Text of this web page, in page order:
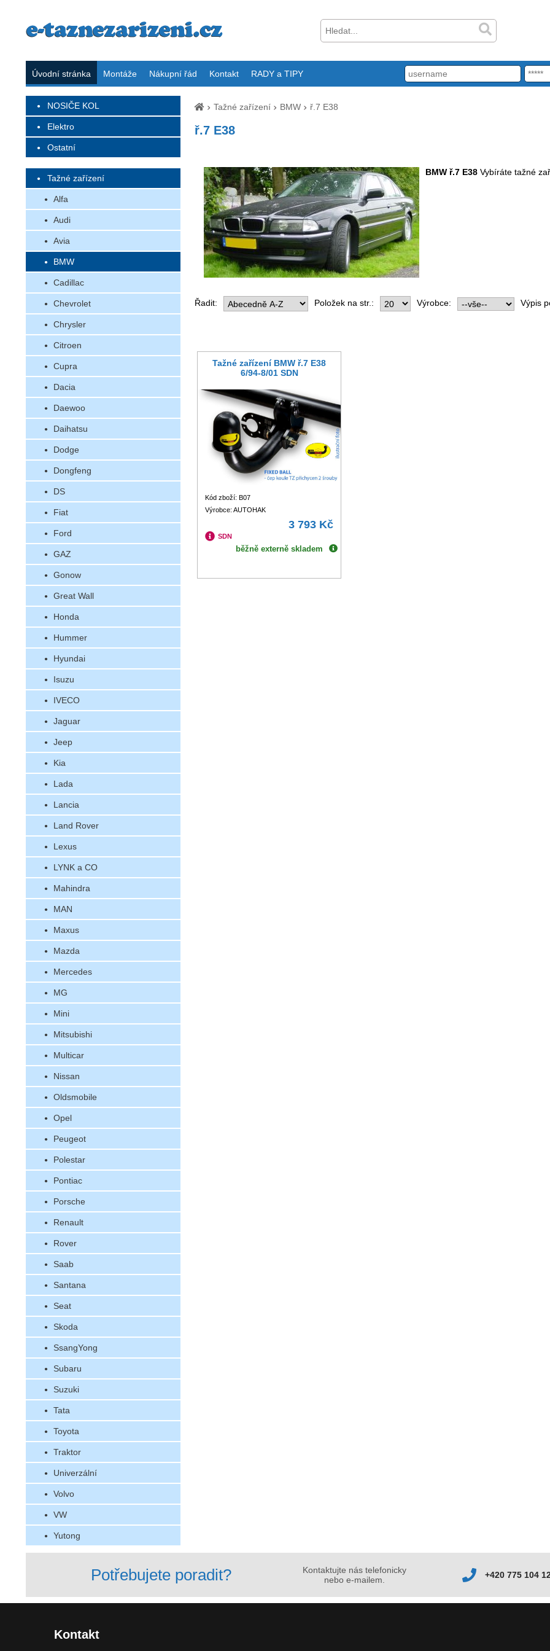
Úvodní stránka Montáže Nákupní řád Kontakt RADY a TIPY
NOSIČE KOL
Elektro
Ostatní
Tažné zařízení
Alfa
Audi
Avia
BMW
Cadillac
Chevrolet
Chrysler
Citroen
Cupra
Dacia
Daewoo
Daihatsu
Dodge
Dongfeng
DS
Fiat
Ford
GAZ
Gonow
Great Wall
Honda
Hummer
Hyundai
Isuzu
IVECO
Jaguar
Jeep
Kia
Lada
Lancia
Land Rover
Lexus
LYNK a CO
Mahindra
MAN
Maxus
Mazda
Mercedes
MG
Mini
Mitsubishi
Multicar
Nissan
Oldsmobile
Opel
Peugeot
Polestar
Pontiac
Porsche
Renault
Rover
Saab
Santana
Seat
Skoda
SsangYong
Subaru
Suzuki
Tata
Toyota
Traktor
Univerzální
Volvo
VW
Yutong
Tažné zařízení BMW ř.7 E38
ř.7 E38
BMW ř.7 E38Vybíráte tažné
Řadit: Položek na str.: Výrobce: Výpis
Tažné zařízení BMW ř.7 E38
6/94-8/01 SDN
Kód zboží: B07
Výrobce: AUTOHAK
3 793 Kč
SDN
běžně externě skladem
Potřebujete poradit?
Kontaktujte nás telefonicky
nebo e-mailem.
+420 775 104
Kontakt